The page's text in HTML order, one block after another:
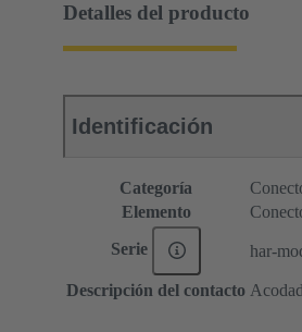
Detalles del producto
Identificación
Categoría
Elemento
Serie har-
Descripción del contacto